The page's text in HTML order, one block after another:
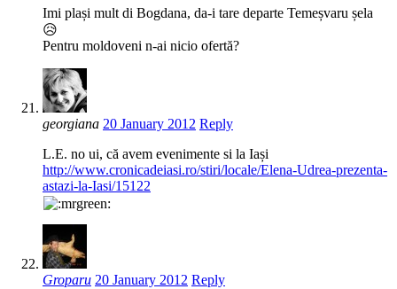
Imi plași mult di Bogdana, da-i tare departe Temeșvaru șela
😥
Pentru moldoveni n-ai nicio ofertă?
georgiana 20 January 2012 Reply
L.E. no ui, că avem evenimente si la Iași
http://www.cronicadeiasi.ro/stiri/locale/Elena-Udrea-prezenta-
astazi-la-Iasi/15122
Groparu 20 January 2012 Reply